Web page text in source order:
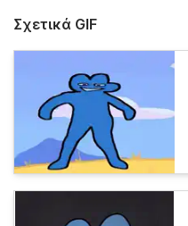
Σχετικά GIF